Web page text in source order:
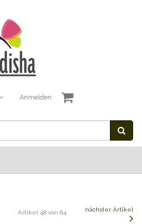
Anmelden
Artikel 48 von 64 nächster Artikel